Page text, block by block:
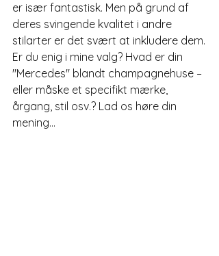
er især fantastisk. Men på grund af
deres svingende kvalitet i andre
stilarter er det svært at inkludere dem.
Er du enig i mine valg? Hvad er din
"Mercedes" blandt champagnehuse –
eller måske et specifikt mærke,
årgang, stil osv.? Lad os høre din
mening...